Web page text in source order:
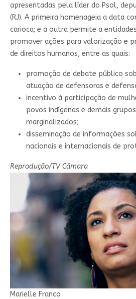
apresentadas pela líder do Psol,
(RJ). A primeira homenageia a data
carioca; e a outra permite a
promover ações para valorização e
de direitos humanos, entre as quais:
promoção de debate público
atuação de defensoras e
incentivo à participação de
povos indígenas e demais
marginalizados;
disseminação de informações
nacionais e internacionais de
Reprodução/TV Câmara
Marielle Franco